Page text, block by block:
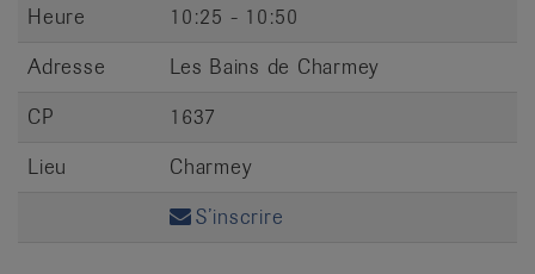
Heure
10:25 - 10:50
Adresse
Les Bains de Charmey
CP
1637
Lieu
Charmey
S’inscrire